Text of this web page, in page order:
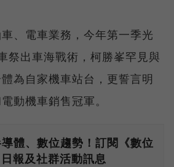
、電車業務，今年第一季光
祭出車海戰術，柯勝峯罕見與
為自家機車站台，更誓言明
動機車銷售冠軍。
體、數位趨勢！訂閱《數位
報及社群活動訊息